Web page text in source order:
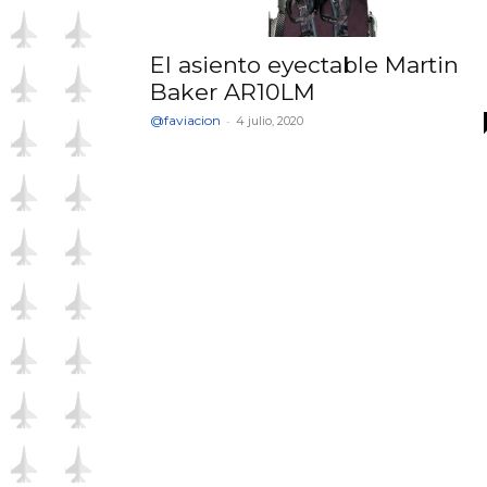
El asiento eyectable Martin
Baker AR10LM
@faviacion - 4 julio, 2020